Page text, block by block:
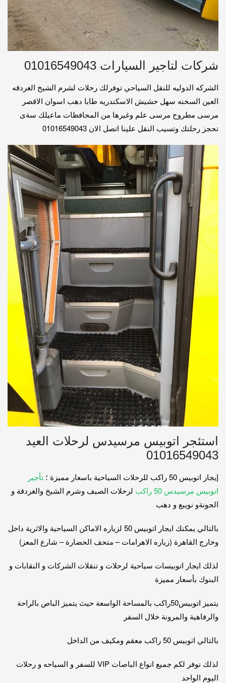
شركات لتاجير السيارات 01016549043
الشركه الدوليه للنقل السياحي توفرلك رحلات لشرم الشيخ الغردقه
العين السخنه سهل حشيش الاسكندريه طابا دهب اسوان الاقصر
مرسى مطروح مرسى علم وغيرها من المحافظات ماعيلك سةى
تحجز رحلتك وتسيب النقل علينا اتصل الان 01016549043
استئجر اتوبيس مرسيدس لرحلات العيد
01016549043
إيجار اتوبيس 50 راكب للرحلات السياحية باسعار مميزة ؛
تأجير
اتوبيس مرسيدس 50 راكب
لرحلات الصيف وشرم الشيخ والغردقة و
الجونةو نويبع و دهب
بالتالي يمكنك ايجار اتوبيس 50 لزياره الاماكن السياحية والاثرية داخل
وخارج القاهرة (زياره الاهرامات – متحف الحضارة – شارع المعز)
لذلك ايجار اتوبيسات سياحية لرحلات و تنقلات الشركات و النقابات و
البنوك بأسعار مميزة
يتميز اتوبيس50راكب بالمساحة الواسعة حيث يتميز الباص بالراحة
والرفاهية والمرونة خلال السفر
بالتالي اتوبيس 50 راكب معقم ومكيف من الداخل
لذلك نوفر لكم جميع انواع الباصات VIP للسفر و السياحه و رحلات
اليوم الواحد